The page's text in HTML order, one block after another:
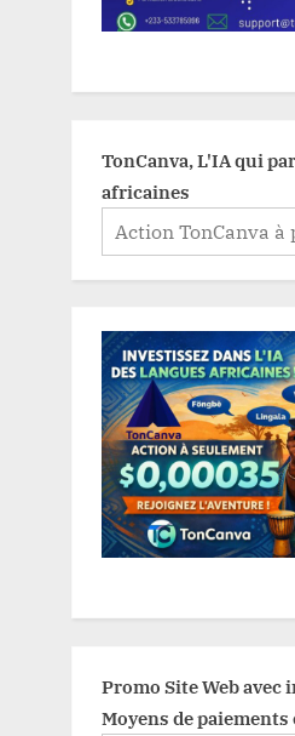
TonCanva, L'IA qui
africaines
Promo Site Web avec
Moyens de